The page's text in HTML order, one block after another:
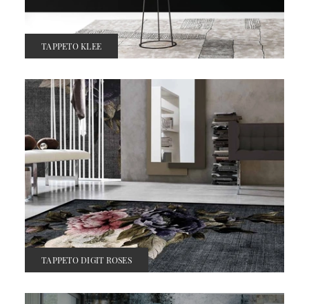
TAPPETO KLEE
TAPPETO DIGIT ROSES